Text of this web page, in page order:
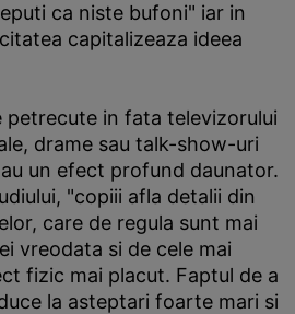
ca niste bufoni" iar in
capitalizeaza ideea
petrecute in fata televizorului
drame sau talk-show-uri
un efect profund daunator.
"copiii afla detalii din
care de regula sunt mai
vreodata si de cele mai
fizic mai placut. Faptul de a
la asteptari foarte mari si